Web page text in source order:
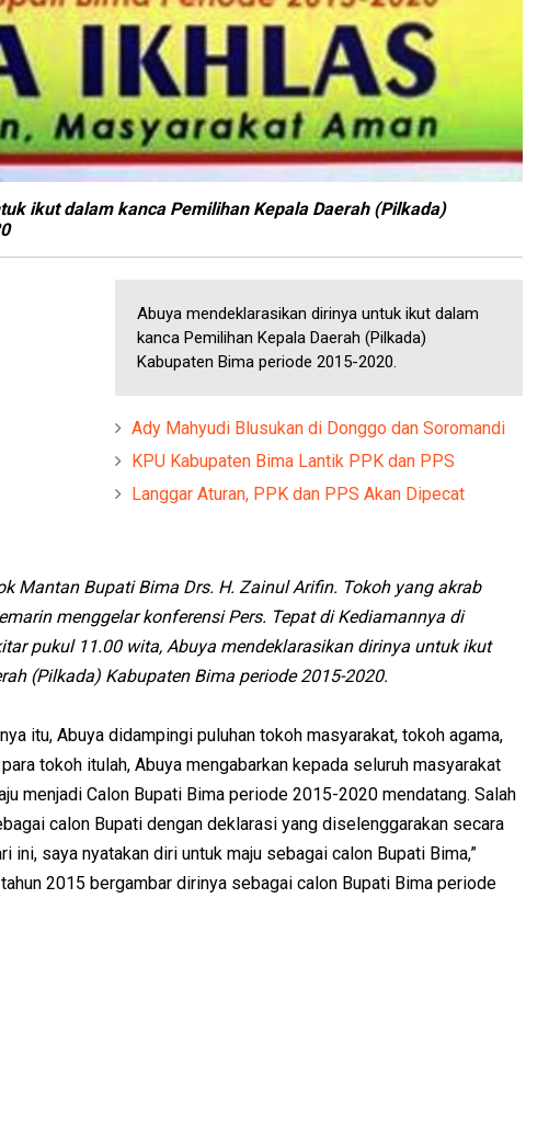
ikut dalam kanca Pemilihan Kepala Daerah (Pilkada)
Abuya mendeklarasikan dirinya untuk ikut dalam
kanca Pemilihan Kepala Daerah (Pilkada)
Kabupaten Bima periode 2015-2020.
Ady Mahyudi Blusukan di Donggo dan Soromandi
KPU Kabupaten Bima Lantik PPK dan PPS
Langgar Aturan, PPK dan PPS Akan Dipecat
Mantan Bupati Bima Drs. H. Zainul Arifin. Tokoh yang akrab
menggelar konferensi Pers. Tepat di Kediamannya di
pukul 11.00 wita, Abuya mendeklarasikan dirinya untuk ikut
(Pilkada) Kabupaten Bima periode 2015-2020.
itu, Abuya didampingi puluhan tokoh masyarakat, tokoh agama,
tokoh itulah, Abuya mengabarkan kepada seluruh masyarakat
menjadi Calon Bupati Bima periode 2015-2020 mendatang. Salah
calon Bupati dengan deklarasi yang diselenggarakan secara
ini, saya nyatakan diri untuk maju sebagai calon Bupati Bima,”
2015 bergambar dirinya sebagai calon Bupati Bima periode